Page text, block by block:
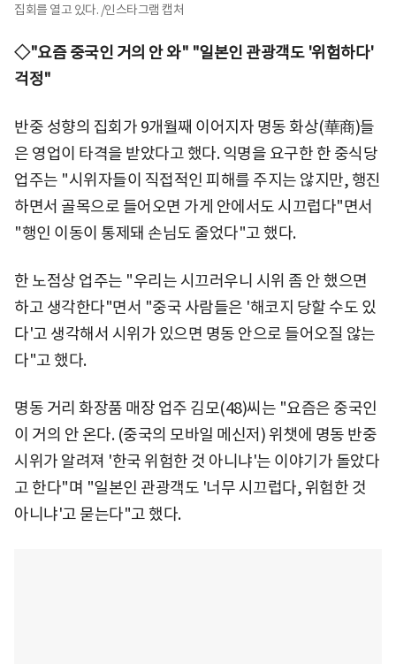
집회를 열고 있다. /인스타그램 캡처
◇"요즘 중국인 거의 안 와" "일본인 관광객도 '위험하다'
걱정"
반중 성향의 집회가 9개월째 이어지자 명동 화상(華商)들
은 영업이 타격을 받았다고 했다. 익명을 요구한 한 중식당
업주는 "시위자들이 직접적인 피해를 주지는 않지만, 행진
하면서 골목으로 들어오면 가게 안에서도 시끄럽다"면서
"행인 이동이 통제돼 손님도 줄었다"고 했다.
한 노점상 업주는 "우리는 시끄러우니 시위 좀 안 했으면
하고 생각한다"면서 "중국 사람들은 '해코지 당할 수도 있
다'고 생각해서 시위가 있으면 명동 안으로 들어오질 않는
다"고 했다.
명동 거리 화장품 매장 업주 김모(48)씨는 "요즘은 중국인
이 거의 안 온다. (중국의 모바일 메신저) 위챗에 명동 반중
시위가 알려져 '한국 위험한 것 아니냐'는 이야기가 돌았다
고 한다"며 "일본인 관광객도 '너무 시끄럽다, 위험한 것
아니냐'고 묻는다"고 했다.